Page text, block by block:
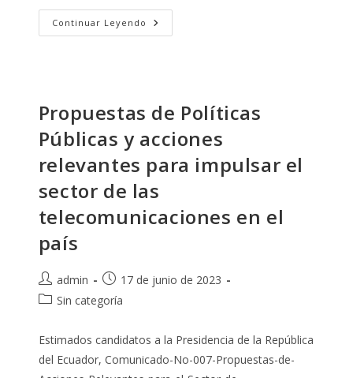
Continuar Leyendo INVITACIÓN
A
Propuestas de Políticas
Públicas y acciones
relevantes para impulsar el
sector de las
telecomunicaciones en el
país
Autor
de
admin
Publicación
de
la
17 de junio de 2023
Categoría
la
entrada:
Sin categoría
Estimados candidatos a la Presidencia de la República
del Ecuador, Comunicado-No-007-Propuestas-de-